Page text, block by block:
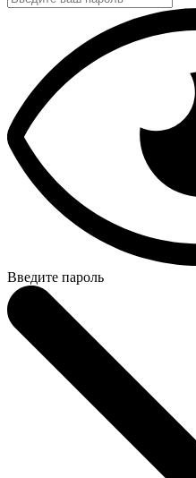
Введите пароль